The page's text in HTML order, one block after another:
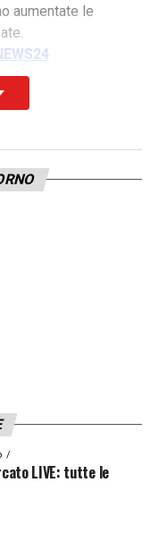
aumentate le
TOP NEWS
LIVE: tutte le